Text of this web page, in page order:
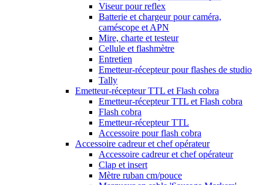
Viseur pour reflex
Batterie et chargeur pour caméra,
caméscope et APN
Mire, charte et testeur
Cellule et flashmètre
Entretien
Emetteur-récepteur pour flashes de studio
Tally
Emetteur-récepteur TTL et Flash cobra
Emetteur-récepteur TTL et Flash cobra
Flash cobra
Emetteur-récepteur TTL
Accessoire pour flash cobra
Accessoire cadreur et chef opérateur
Accessoire cadreur et chef opérateur
Clap et insert
Mètre ruban cm/pouce